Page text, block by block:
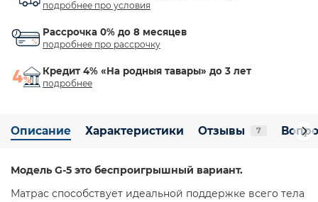
подробнее про условия
Рассрочка 0% до 8 месяцев
подробнее про рассрочку
Кредит 4% «На родныя тавары» до 3 лет
подробнее
Описание Характеристики Отзывы 7
Модель G-5 это беспроигрышный вариант.
Матрас способствует идеальной поддержке всего тела